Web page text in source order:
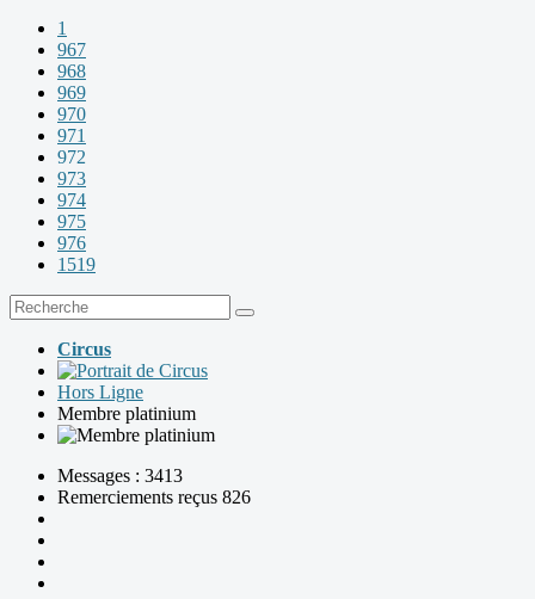
1
967
968
969
970
971
972
973
974
975
976
1519
Circus
Hors Ligne
Membre platinium
Messages : 3413
Remerciements reçus 826